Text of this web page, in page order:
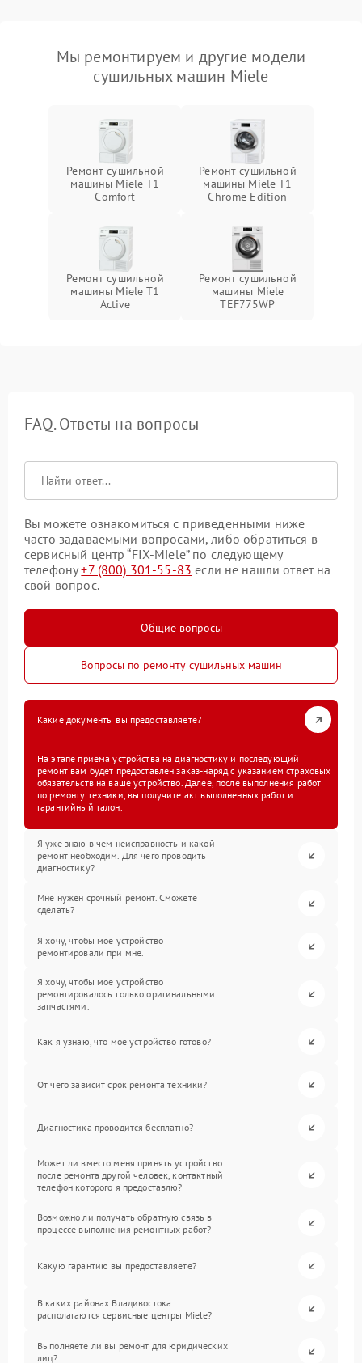
Мы ремонтируем и другие модели
сушильных машин Miele
Ремонт сушильной
машины Miele T1
Comfort
Ремонт сушильной
машины Miele T1
Chrome Edition
Ремонт сушильной
машины Miele T1
Active
Ремонт сушильной
машины Miele
TEF775WP
FAQ. Ответы на вопросы
Вы можете ознакомиться с приведенными ниже
часто задаваемыми вопросами, либо обратиться в
сервисный центр “FIX-Miele” по следующему
телефону+7 (800) 301-55-83 если не нашли ответ на
свой вопрос.
Общие вопросы
Вопросы по ремонту сушильных машин
Какие документы вы предоставляете?
На этапе приема устройства на диагностику и последующий
ремонт вам будет предоставлен заказ-наряд с указанием страховых
обязательств на ваше устройство. Далее, после выполнения работ
по ремонту техники, вы получите акт выполненных работ и
гарантийный талон.
Я уже знаю в чем неисправность и какой
ремонт необходим. Для чего проводить
диагностику?
Мне нужен срочный ремонт. Сможете
сделать?
Я хочу, чтобы мое устройство
ремонтировали при мне.
Я хочу, чтобы мое устройство
ремонтировалось только оригинальными
запчастями.
Как я узнаю, что мое устройство готово?
От чего зависит срок ремонта техники?
Диагностика проводится бесплатно?
Может ли вместо меня принять устройство
после ремонта другой человек, контактный
телефон которого я предоставлю?
Возможно ли получать обратную связь в
процессе выполнения ремонтных работ?
Какую гарантию вы предоставляете?
В каких районах Владивостока
располагаются сервисные центры Miele?
Выполняете ли вы ремонт для юридических
лиц?